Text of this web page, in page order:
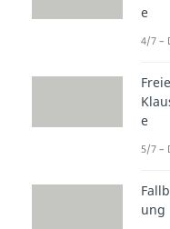
auf
e
4/7 –
e
5/7 –
ung